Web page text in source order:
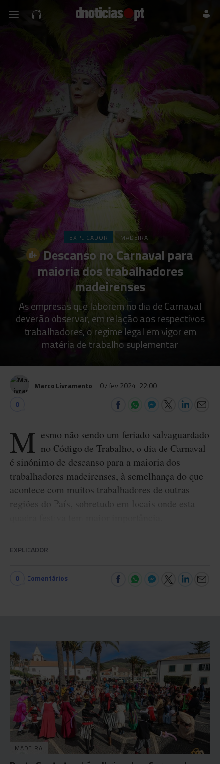
EXPLICADOR MADEIRA
Descanso no Carnaval para
maioria dos trabalhadores
madeirenses
As empresas que laborem no dia de Carnaval
deverão observar, em relação aos respectivos
trabalhadores, o regime legal em vigor em
matéria de trabalho suplementar
Marco Livramento 07 fev 2024 22:00
0
M esmo não sendo um feriado salvaguardado
no Código de Trabalho, o dia de Carnaval
é sinónimo de descanso para a maioria dos
trabalhadores madeirenses, à semelhança do que
acontece com muitos trabalhadores de outras
regiões do País, sobretudo em locais onde esta
EXPLICADOR
0 Comentários
MADEIRA